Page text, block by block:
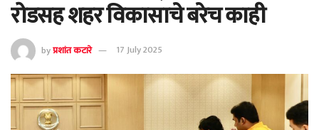
रोडसह शहर विकासाचे बरेच काही
byप्रशांत कटारे 17 July 2025